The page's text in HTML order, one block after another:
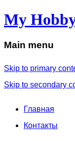
My
Main menu
Skip to primary
Skip to secondary
Главная
Контакты